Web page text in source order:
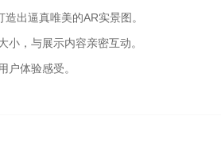
出逼真唯美的AR实景图。
，与展示内容亲密互动。
户体验感受。